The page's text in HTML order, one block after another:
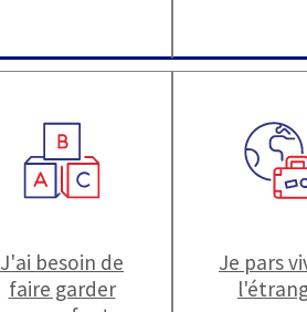
J'ai besoin de
faire garder
Je pars